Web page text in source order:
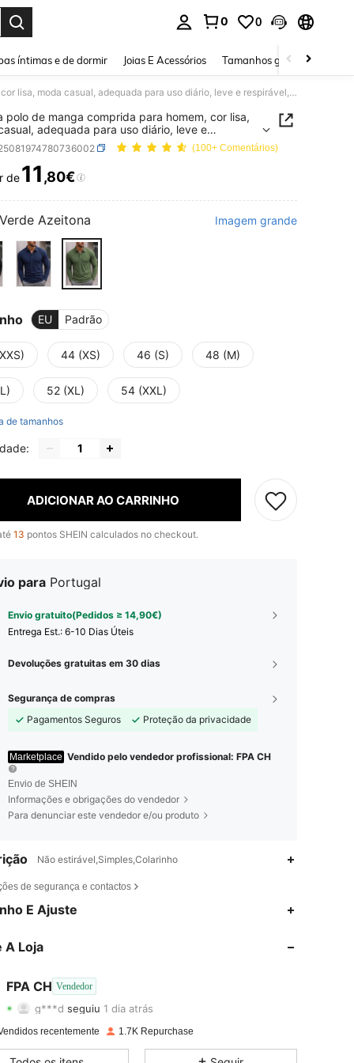
0 0
íntimas e de dormir Joias E Acessórios Tamanhos grandes
Camisa polo de manga comprida para homem, cor lisa, moda casual, adequada para uso diário, leve e respirável, estilo desportivo, desporto de primavera/verão
polo de manga comprida para homem, cor lisa,
adequada para uso diário, leve e
estilo desportivo, desporto de
verão
(100+ Comentários)
AND AVAILABILITY
de11,80€
Verde Azeitona Imagem grande
EU Padrão
44 (XS) 46 (S) 48 (M)
52 (XL) 54 (XXL)
de tamanhos
ADICIONAR AO CARRINHO
13 pontos SHEIN calculados no checkout.
para Portugal
Envio gratuito(Pedidos ≥ 14,90€)
Entrega Est.: 6-10 Dias Úteis
Devoluções gratuitas em 30 dias
Segurança de compras
Pagamentos Seguros
Proteção da privacidade
Marketplace Vendido pelo vendedor profissional: FPA CH
Envio de SHEIN
Informações e obrigações do vendedor
Para denunciar este vendedor e/ou produto
Não estirável,Simples,Colarinho
de segurança e contactos
E Ajuste
A Loja
FPA CH Vendedor
4,80
4,80
15
4,80 Avaliação 15 Itens 511
4,80 15 511
recentemente 1.7K Repurchase